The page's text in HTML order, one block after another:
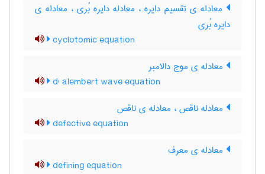
معادله ی تقسیم دایره ، معادله دایره بُری ، معادله ی
دایره بُری
cyclotomic equation
معادله ی موج دالامبر
d' alembert wave equation
معادله ناقص ، معادله ی ناقص
defective equation
معادله ی معرف
defining equation